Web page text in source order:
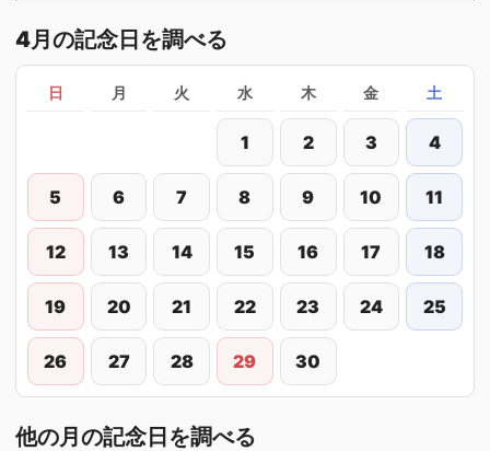
4月の記念日を調べる
日 月 火 水 木 金 土
1 2 3 4
5 6 7 8 9 10 11
12 13 14 15 16 17 18
19 20 21 22 23 24 25
26 27 28 29 30
他の月の記念日を調べる